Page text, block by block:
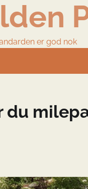
er god nok
du